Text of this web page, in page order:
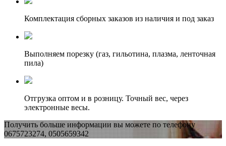
Комплектация сборных заказов из наличия и под заказ
Выполняем порезку (газ, гильотина, плазма, ленточная
пила)
Отгрузка оптом и в розницу. Точный вес, через
электронные весы.
Получить больше информации вы можете по телефону
0675723274, 0505659342